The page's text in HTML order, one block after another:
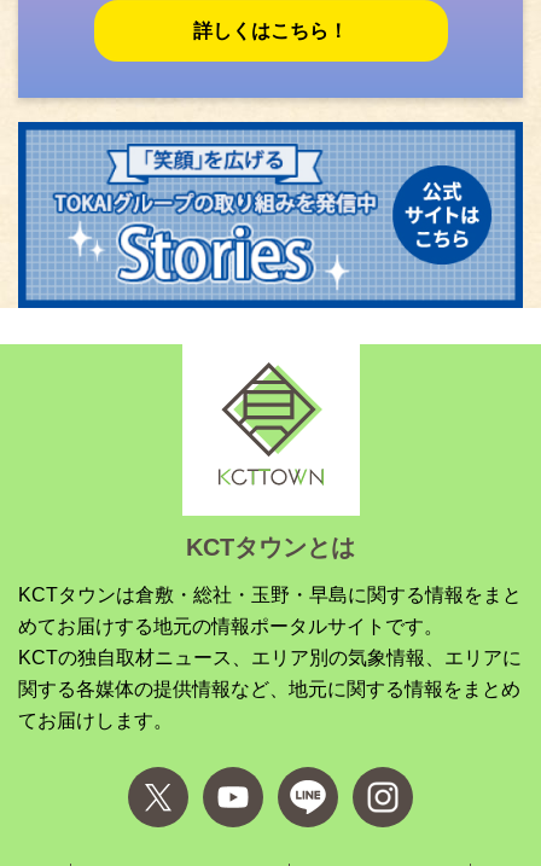
詳しくはこちら！
KCTタウンとは
KCTタウンは倉敷・総社・玉野・早島に関する情報をまと
めてお届けする地元の情報ポータルサイトです。
KCTの独自取材ニュース、エリア別の気象情報、エリアに
関する各媒体の提供情報など、地元に関する情報をまとめ
てお届けします。